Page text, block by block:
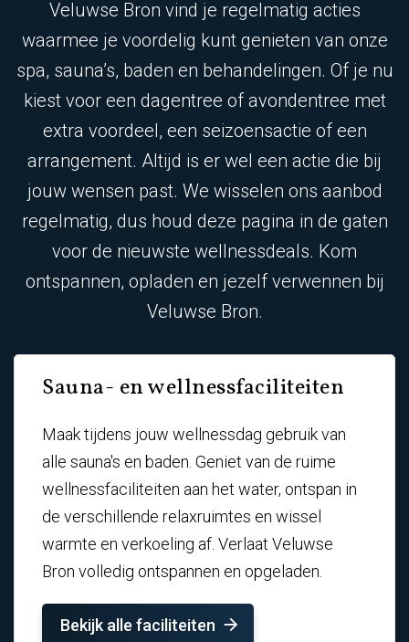
Veluwse Bron vind je regelmatig acties
waarmee je voordelig kunt genieten van onze
spa, sauna’s, baden en behandelingen. Of je nu
kiest voor een dagentree of avondentree met
extra voordeel, een seizoensactie of een
arrangement. Altijd is er wel een actie die bij
jouw wensen past. We wisselen ons aanbod
regelmatig, dus houd deze pagina in de gaten
voor de nieuwste wellnessdeals. Kom
ontspannen, opladen en jezelf verwennen bij
Veluwse Bron.
Sauna- en wellnessfaciliteiten
Maak tijdens jouw wellnessdag gebruik van
alle sauna's en baden. Geniet van de ruime
wellnessfaciliteiten aan het water, ontspan in
de verschillende relaxruimtes en wissel
warmte en verkoeling af. Verlaat Veluwse
Bron volledig ontspannen en opgeladen.
Bekijk alle faciliteiten